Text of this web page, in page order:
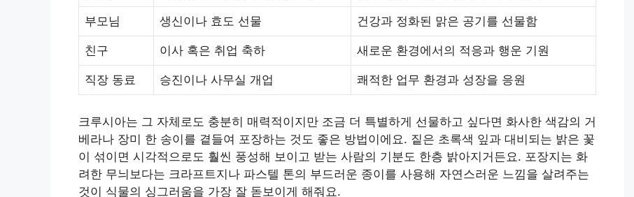
부모님 생신이나 효도 선물 건강과 정화된 맑은 공기를 선물함
친구 이사 혹은 취업 축하 새로운 환경에서의 적응과 행운 기원
직장 동료 승진이나 사무실 개업 쾌적한 업무 환경과 성장을 응원
크루시아는 그 자체로도 충분히 매력적이지만 조금 더 특별하게 선물하고 싶다면 화사한 색감의 거
베라나 장미 한 송이를 곁들여 포장하는 것도 좋은 방법이에요. 짙은 초록색 잎과 대비되는 밝은 꽃
이 섞이면 시각적으로도 훨씬 풍성해 보이고 받는 사람의 기분도 한층 밝아지거든요. 포장지는 화
려한 무늬보다는 크라프트지나 파스텔 톤의 부드러운 종이를 사용해 자연스러운 느낌을 살려주는
것이 식물의 싱그러움을 가장 잘 돋보이게 해줘요.